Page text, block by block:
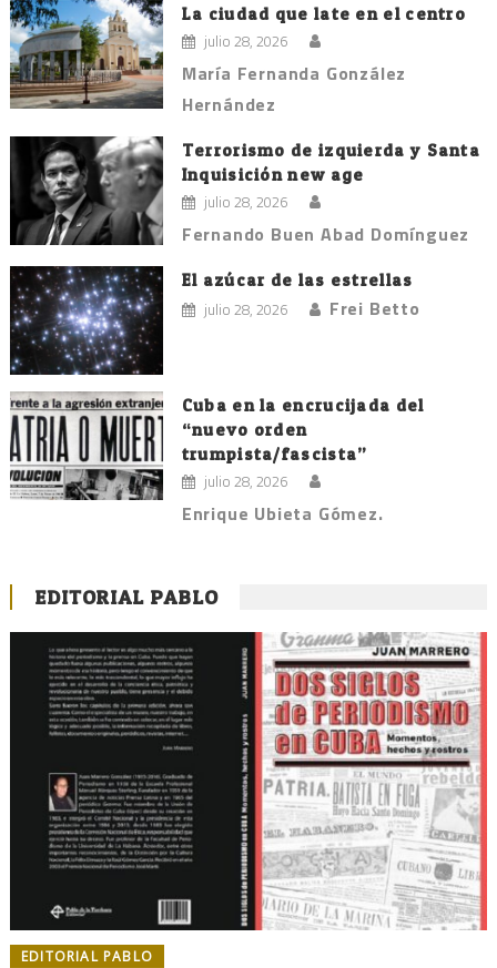
entradas
La ciudad que late en el centro
julio 28, 2026
María Fernanda González
Hernández
Terrorismo de izquierda y Santa
Inquisición new age
julio 28, 2026
Fernando Buen Abad Domínguez
El azúcar de las estrellas
julio 28, 2026 Frei Betto
Cuba en la encrucijada del
“nuevo orden
trumpista/fascista”
julio 28, 2026
Enrique Ubieta Gómez.
EDITORIAL PABLO
EDITORIAL PABLO